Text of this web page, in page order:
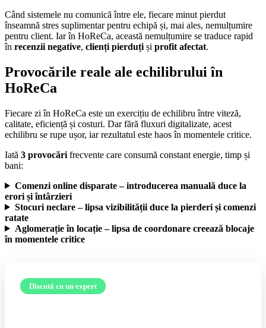
Când sistemele nu comunică între ele, fiecare minut pierdut
înseamnă stres suplimentar pentru echipă și, mai ales, nemulțumire
pentru client. Iar în HoReCa, această nemulțumire se traduce rapid
în recenzii negative, clienți pierduți și profit afectat.
Provocările reale ale echilibrului în
HoReCa
Fiecare zi în HoReCa este un exercițiu de echilibru între viteză,
calitate, eficiență și costuri. Dar fără fluxuri digitalizate, acest
echilibru se rupe ușor, iar rezultatul este haos în momentele critice.
Iată 3 provocări frecvente care consumă constant energie, timp și
bani:
Comenzi online disparate– introducerea manuală duce la
erori și întârzieri
Stocuri neclare– lipsa vizibilității duce la pierderi și comenzi
ratate
Aglomerație în locație– lipsa de coordonare creează blocaje
în momentele critice